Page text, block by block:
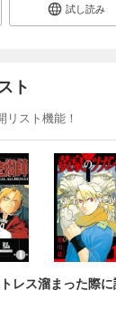
試し読み
ト
スト機能！
レス溜まった際